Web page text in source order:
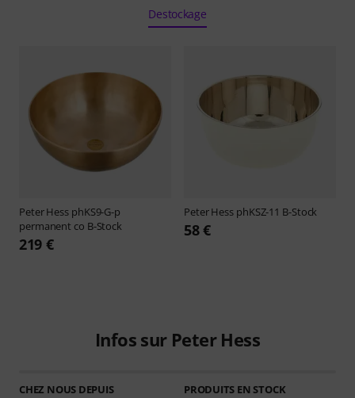
Destockage
Peter Hess phKS9-G-p
permanent co B-Stock
219 €
Peter Hess phKSZ-11 B-Stock
58 €
Infos sur Peter Hess
CHEZ NOUS DEPUIS PRODUITS EN STOCK